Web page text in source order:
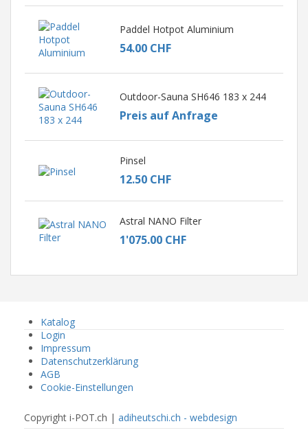
Paddel Hotpot Aluminium
54.00 CHF
Outdoor-Sauna SH646 183 x 244
Preis auf Anfrage
Pinsel
12.50 CHF
Astral NANO Filter
1'075.00 CHF
Katalog
Login
Impressum
Datenschutzerklärung
AGB
Cookie-Einstellungen
Copyright i-POT.ch | adiheutschi.ch - webdesign